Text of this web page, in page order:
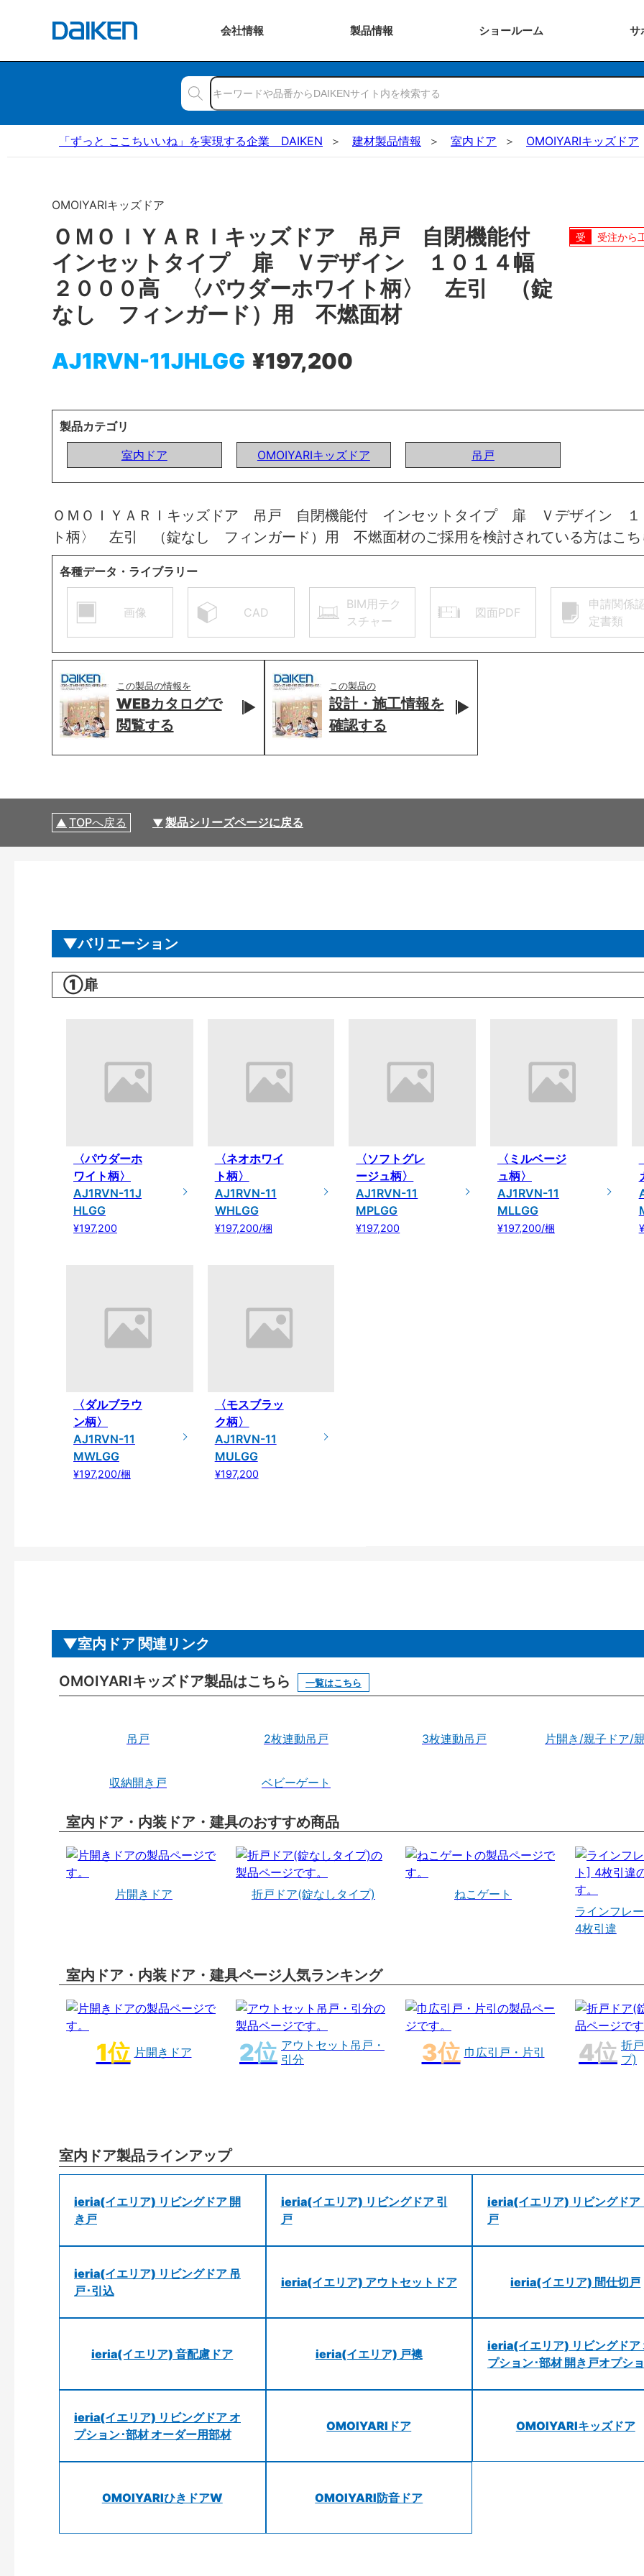
会社情報 製品情報 ショールーム サ
「ずっと ここちいいね」を実現する企業 DAIKEN 建材製品情報 室内ドア OMOIYARIキッズドア
OMOIYARIキッズドア
ＯＭＯＩＹＡＲＩキッズドア 吊戸 自閉機能付
インセットタイプ 扉 Ｖデザイン １０１４幅
２０００高 〈パウダーホワイト柄〉 左引 （錠
なし フィンガード）用 不燃面材
AJ1RVN-11JHLGG ¥197,200
受注から
製品カテゴリ
室内ドア
OMOIYARIキッズドア 吊戸
ＯＭＯＩＹＡＲＩキッズドア 吊戸 自閉機能付 インセットタイプ 扉 Ｖデザイン
ト柄〉 左引 （錠なし フィンガード）用 不燃面材のご採用を検討されている方はこち
各種データ・ライブラリー
画像 CAD
BIM用テク
スチャー
図面PDF
申請関係
定書類
この製品の情報を
WEBカタログで
閲覧する
この製品の
設計・施工情報を
確認する
TOPへ戻る 製品シリーズページに戻る
バリエーション
①扉
〈パウダーホ
ワイト柄〉
AJ1RVN-11J
HLGG
¥197,200
〈ネオホワイ
ト柄〉
AJ1RVN-11
WHLGG
¥197,200/梱
〈ソフトグレ
ージュ柄〉
AJ1RVN-11
MPLGG
¥197,200
〈ミルベージ
ュ柄〉
AJ1RVN-11
MLLGG
¥197,200/梱
〈ダルブラウ
ン柄〉
AJ1RVN-11
MWLGG
¥197,200/梱
〈モスブラッ
ク柄〉
AJ1RVN-11
MULGG
¥197,200
室内ドア 関連リンク
OMOIYARIキッズドア製品はこちら 一覧はこちら
吊戸 2枚連動吊戸 3枚連動吊戸 片開き/親子ドア/
収納開き戸 ベビーゲート
室内ドア・内装ドア・建具のおすすめ商品
片開きドア 折戸ドア(錠なしタイプ)
ねこゲート
ラインフレ
4枚引違
室内ドア・内装ドア・建具ページ人気ランキング
片開きドア
アウトセット吊戸・
引分
巾広引戸・片引
折
プ)
室内ドア製品ラインアップ
ieria(イエリア) リビングドア 開
き戸
ieria(イエリア) リビングドア 引
戸
ieria(イエリア) リビングドア
戸
ieria(イエリア) リビングドア 吊
戸･引込
ieria(イエリア) アウトセットドア ieria(イエリア) 間仕切戸
ieria(イエリア) 音配慮ドア ieria(イエリア) 戸襖
ieria(イエリア) リビングドア
プション･部材 開き戸オプシ
ieria(イエリア) リビングドア オ
プション･部材 オーダー用部材
OMOIYARIドア OMOIYARIキッズドア
OMOIYARIひきドアW OMOIYARI防音ドア